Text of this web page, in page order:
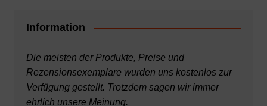
Information
Die meisten der Produkte, Preise und
Rezensionsexemplare wurden uns kostenlos zur
Verfügung gestellt. Trotzdem sagen wir immer
ehrlich unsere Meinung.